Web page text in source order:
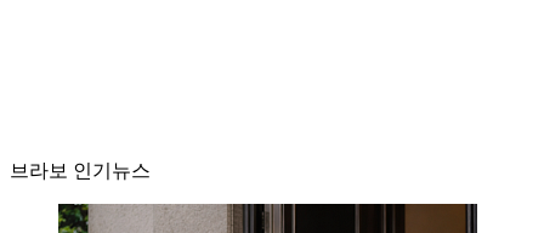
브라보 인기뉴스